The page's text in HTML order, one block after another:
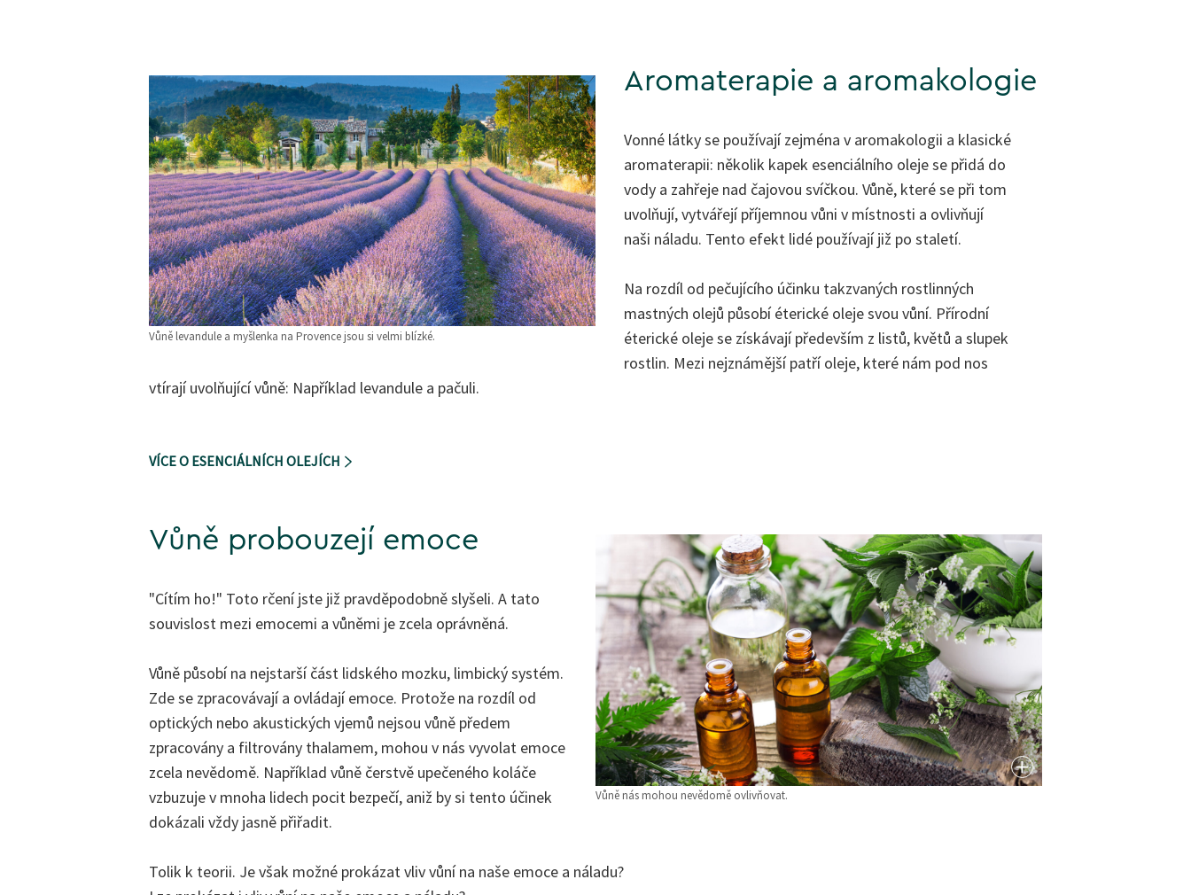
Vůně levandule a myšlenka na Provence jsou si velmi blízké.
Aromaterapie a aromakologie
Vonné látky se používají zejména v aromakologii a klasické
aromaterapii: několik kapek esenciálního oleje se přidá do
vody a zahřeje nad čajovou svíčkou. Vůně, které se při tom
uvolňují, vytvářejí příjemnou vůni v místnosti a ovlivňují
naši náladu. Tento efekt lidé používají již po staletí.
Na rozdíl od pečujícího účinku takzvaných rostlinných
mastných olejů působí éterické oleje svou vůní. Přírodní
éterické oleje se získávají především z listů, květů a slupek
rostlin. Mezi nejznámější patří oleje, které nám pod nos
vtírají uvolňující vůně: Například levandule a pačuli.
VÍCE O ESENCIÁLNÍCH OLEJÍCH
Vůně nás mohou nevědomě ovlivňovat.
Vůně probouzejí emoce
"Cítím ho!" Toto rčení jste již pravděpodobně slyšeli. A tato
souvislost mezi emocemi a vůněmi je zcela oprávněná.
Vůně působí na nejstarší část lidského mozku, limbický systém.
Zde se zpracovávají a ovládají emoce. Protože na rozdíl od
optických nebo akustických vjemů nejsou vůně předem
zpracovány a filtrovány thalamem, mohou v nás vyvolat emoce
zcela nevědomě. Například vůně čerstvě upečeného koláče
vzbuzuje v mnoha lidech pocit bezpečí, aniž by si tento účinek
dokázali vždy jasně přiřadit.
Tolik k teorii. Je však možné prokázat vliv vůní na naše emoce a náladu?